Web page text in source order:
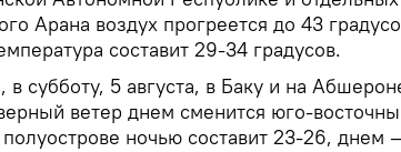
Арана воздух прогреется до 43
составит 29-34 градусов.
субботу, 5 августа, в Баку и на
ветер днем сменится юго-
полуострове ночью составит 23-26, днем